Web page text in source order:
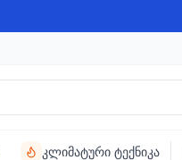
კლიმატური ტექნიკა